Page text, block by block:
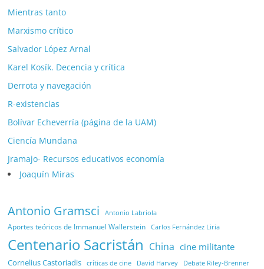
Mientras tanto
Marxismo crítico
Salvador López Arnal
Karel Kosík. Decencia y crítica
Derrota y navegación
R-existencias
Bolívar Echeverría (página de la UAM)
Ciencía Mundana
Jramajo- Recursos educativos economía
Joaquín Miras
Antonio Gramsci Antonio Labriola
Aportes teóricos de Immanuel Wallerstein Carlos Fernández Liria
Centenario Sacristán China cine militante
Cornelius Castoriadis críticas de cine David Harvey Debate Riley-Brenner